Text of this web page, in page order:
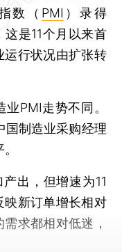
数（ PMI ）录得
是11个月以来首
运行状况由扩张转
PMI走势不同。
国制造业采购经理
出，但增速为11
映新订单增长相对
求都相对低迷，